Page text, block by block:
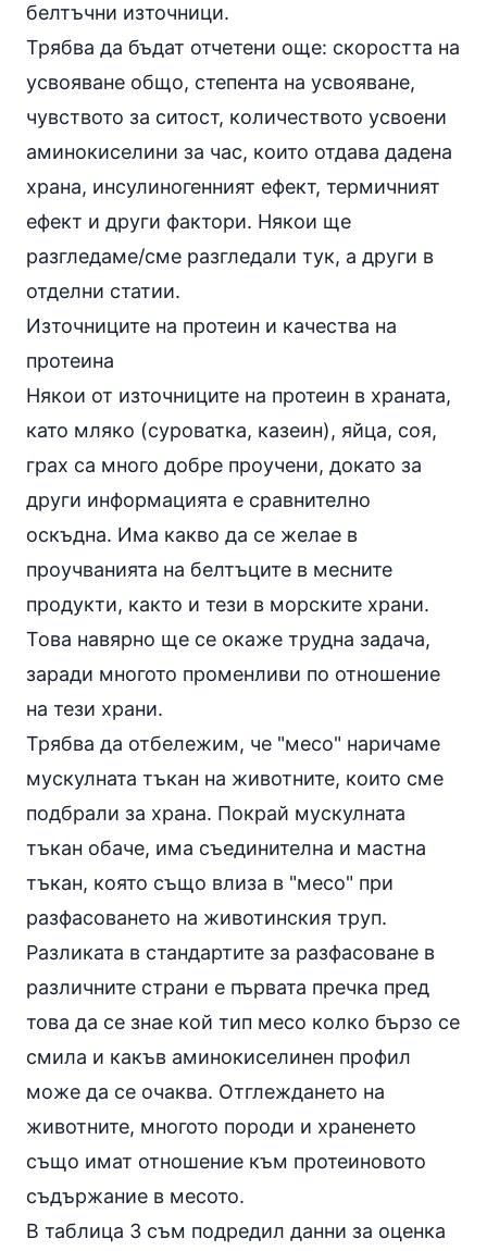
белтъчни източници.
Трябва да бъдат отчетени още: скоростта на
усвояване общо, степента на усвояване,
чувството за ситост, количеството усвоени
аминокиселини за час, които отдава дадена
храна, инсулиногенният ефект, термичният
ефект и други фактори. Някои ще
разгледаме/сме разгледали тук, а други в
отделни статии.
Източниците на протеин и качества на
протеина
Някои от източниците на протеин в храната,
като мляко (суроватка, казеин), яйца, соя,
грах са много добре проучени, докато за
други информацията е сравнително
оскъдна. Има какво да се желае в
проучванията на белтъците в месните
продукти, както и тези в морските храни.
Това навярно ще се окаже трудна задача,
заради многото променливи по отношение
на тези храни.
Трябва да отбележим, че "месо" наричаме
мускулната тъкан на животните, които сме
подбрали за храна. Покрай мускулната
тъкан обаче, има съединителна и мастна
тъкан, която също влиза в "месо" при
разфасоването на животинския труп.
Разликата в стандартите за разфасоване в
различните страни е първата пречка пред
това да се знае кой тип месо колко бързо се
смила и какъв аминокиселинен профил
може да се очаква. Отглеждането на
животните, многото породи и храненето
също имат отношение към протеиновото
съдържание в месото.
В таблица 3 съм подредил данни за оценка